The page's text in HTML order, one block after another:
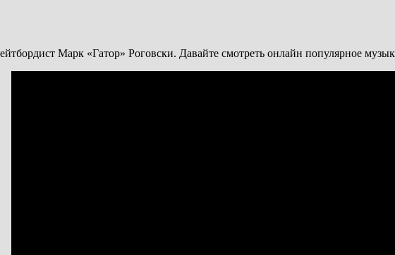
Марк «Гатор» Роговски. Давайте смотреть онлайн популярное